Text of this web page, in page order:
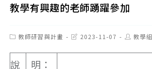
教學有興趣的老師踴躍參加
Post教師研習與計畫
Post2023-11-07
Post教學組
說
明：